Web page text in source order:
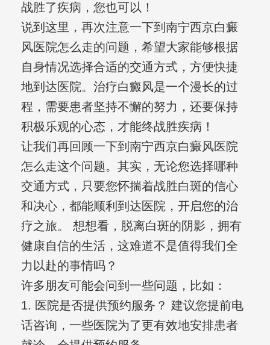
战胜了疾病，您也可以！
说到这里，再次注意一下到南宁西京白癜
风医院怎么走的问题，希望大家能够根据
自身情况选择合适的交通方式，方便快捷
地到达医院。治疗白癜风是一个漫长的过
程，需要患者坚持不懈的努力，还要保持
积极乐观的心态，才能终战胜疾病！
让我们再回顾一下到南宁西京白癜风医院
怎么走这个问题。其实，无论您选择哪种
交通方式，只要您怀揣着战胜白斑的信心
和决心，都能顺利到达医院，开启您的治
疗之旅。 想想看，脱离白斑的阴影，拥有
健康自信的生活，这难道不是值得我们全
力以赴的事情吗？
许多朋友可能会问到一些问题，比如：
1. 医院是否提供预约服务？ 建议您提前电
话咨询，一些医院为了更有效地安排患者